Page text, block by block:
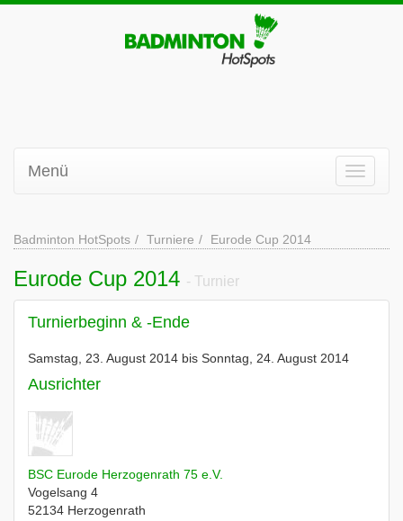
Menü
Badminton HotSpots Turniere Eurode Cup 2014
Eurode Cup 2014 - Turnier
Turnierbeginn & -Ende
Samstag, 23. August 2014 bis Sonntag, 24. August 2014
Ausrichter
BSC Eurode Herzogenrath 75 e.V.
Vogelsang 4
52134 Herzogenrath